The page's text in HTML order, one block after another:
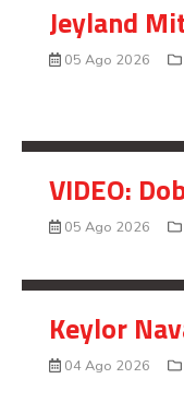
Jeyland
05 Ago 2026
VIDEO:
05 Ago 2026
Keylor
04 Ago 2026